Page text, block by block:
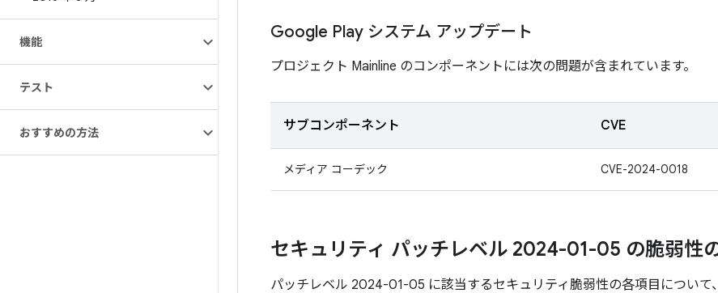
機能
テスト
おすすめの方法
Google Play システム アップデート
プロジェクト Mainline のコンポーネントには次の問題が含まれています。
サブコンポーネント CVE
メディア コーデック CVE-2024-0018
セキュリティ パッチレベル 2024-01-05 の脆弱性
パッチレベル 2024-01-05 に該当するセキュリティ脆弱性の各項目について